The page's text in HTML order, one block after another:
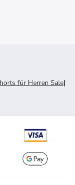
für Herren Sale|